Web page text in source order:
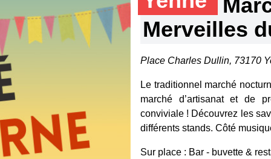
Merveilles
Place Charles Dullin, 73170
Le traditionnel marché
marché d’artisanat et de
conviviale ! Découvrez les
différents stands. Côté
Sur place : Bar - buvette &